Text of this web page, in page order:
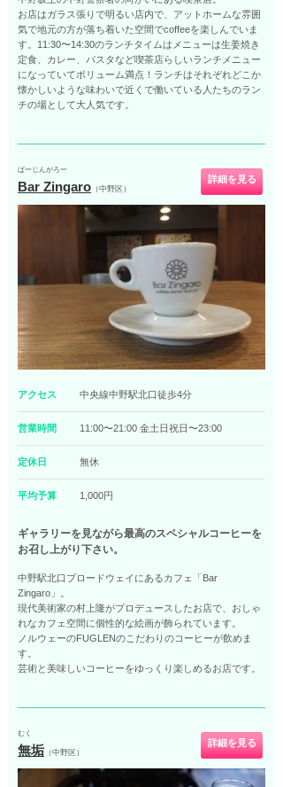
お店はガラス張りで明るい店内で、アットホームな雰囲
気で地元の方が落ち着いた空間でcoffeeを楽しんでいま
す。11:30〜14:30のランチタイムはメニューは生姜焼き
定食、カレー、パスタなど喫茶店らしいランチメニュー
になっていてボリューム満点！ランチはそれぞれどこか
懐かしいような味わいで近くで働いている人たちのラン
チの場として大人気です。
ばーじんがろー
Bar Zingaro （中野区）
詳細を見る
アクセス 中央線中野駅北口徒歩4分
営業時間 11:00〜21:00 金土日祝日〜23:00
定休日 無休
平均予算 1,000円
ギャラリーを見ながら最高のスペシャルコーヒーを
お召し上がり下さい。
中野駅北口ブロードウェイにあるカフェ「Bar
Zingaro」。
現代美術家の村上隆がプロデュースしたお店で、おしゃ
れなカフェ空間に個性的な絵画が飾られています。
ノルウェーのFUGLENのこだわりのコーヒーが飲めま
す。
芸術と美味しいコーヒーをゆっくり楽しめるお店です。
むく
無垢 （中野区）
詳細を見る